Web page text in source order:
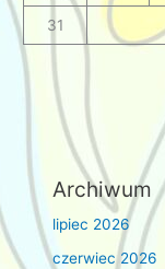
31
Archiwum
lipiec 2026
czerwiec 2026